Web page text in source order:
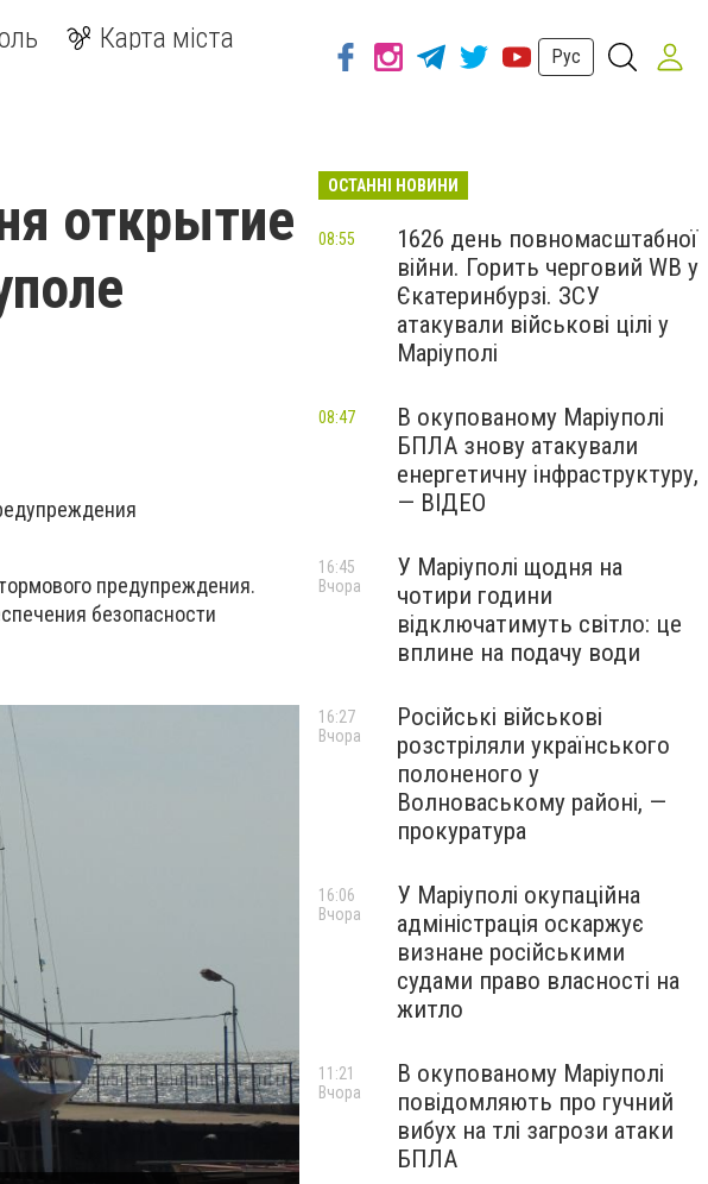
Карта міста
Рус
открытие
предупреждения.
безопасности
ОСТАННІ НОВИНИ
1626 день повномасштабної
війни. Горить черговий WB у
Єкатеринбурзі. ЗСУ
атакували військові цілі у
Маріуполі
08:55
В окупованому Маріуполі
БПЛА знову атакували
енергетичну інфраструктуру,
— ВІДЕО
08:47
У Маріуполі щодня на
чотири години
відключатимуть світло: це
вплине на подачу води
16:45
Вчора
Російські військові
розстріляли українського
полоненого у
Волноваському районі, —
прокуратура
16:27
Вчора
У Маріуполі окупаційна
адміністрація оскаржує
визнане російськими
судами право власності на
житло
16:06
Вчора
В окупованому Маріуполі
повідомляють про гучний
вибух на тлі загрози атаки
БПЛА
11:21
Вчора